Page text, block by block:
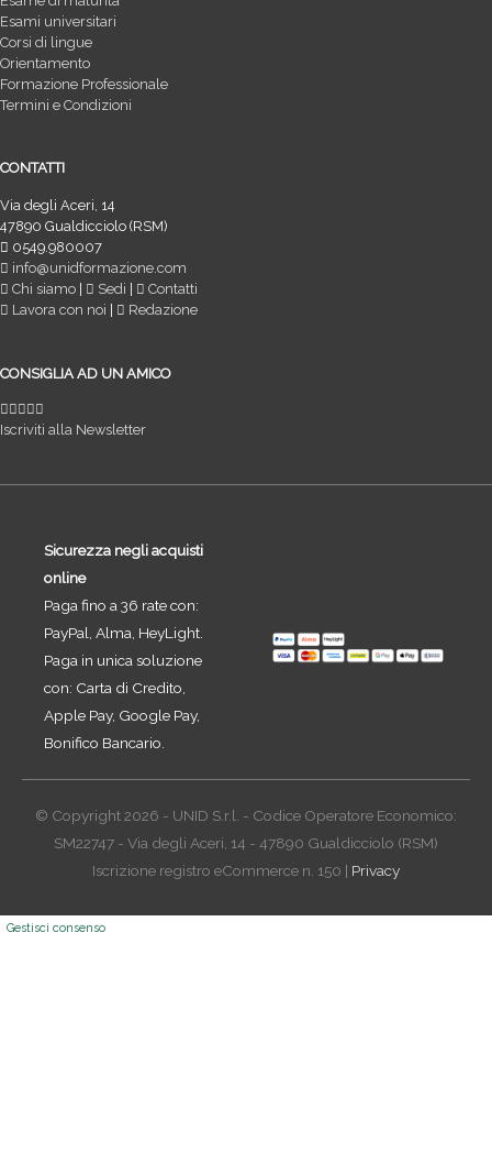
Esami universitari
Corsi di lingue
Orientamento
Formazione Professionale
Termini e Condizioni
CONTATTI
Via degli Aceri, 14
47890 Gualdicciolo (RSM)
0549.980007
info@unidformazione.com
Chi siamo
Sedi
Contatti
Lavora con noi
Redazione
CONSIGLIA AD UN AMICO
Iscriviti alla Newsletter
Sicurezza negli acquisti
online
Paga fino a 36 rate con:
PayPal, Alma, HeyLight.
Paga in unica soluzione
con: Carta di Credito,
Apple Pay, Google Pay,
Bonifico Bancario.
© Copyright 2026 - UNID S.r.l. - Codice Operatore Economico:
SM22747 - Via degli Aceri, 14 - 47890 Gualdicciolo (RSM)
Iscrizione registro eCommerce n. 150 | Privacy
Gestisci consenso